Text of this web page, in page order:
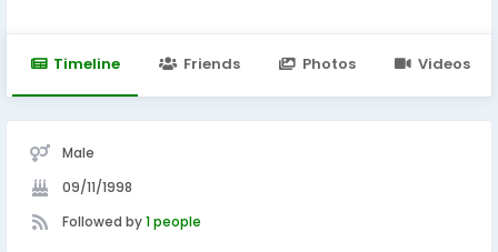
Timeline Friends Photos Videos
Male
09/11/1998
Followed by1 people